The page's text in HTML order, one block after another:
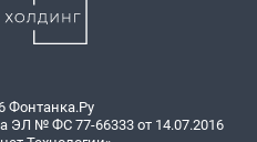
Фонтанка.Ру
ЭЛ № ФС 77-66333 от 14.07.2016